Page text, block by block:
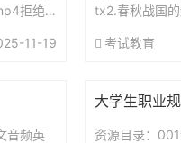
拒绝
11-19
tx2.春秋战国
考试教育
音频英
大学生职业
资源目录：